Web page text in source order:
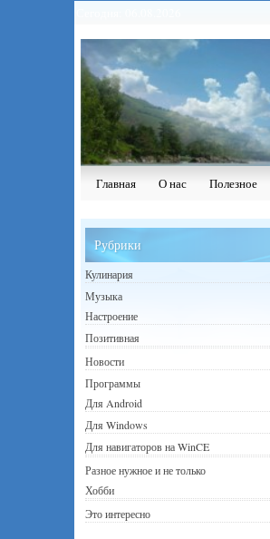
Главная О нас Полезное
Рубрики
Кулинария
Музыка
Настроение
Позитивная
Новости
Программы
Для Android
Для Windows
Для навигаторов на WinCE
Разное нужное и не только
Хобби
Это интересно